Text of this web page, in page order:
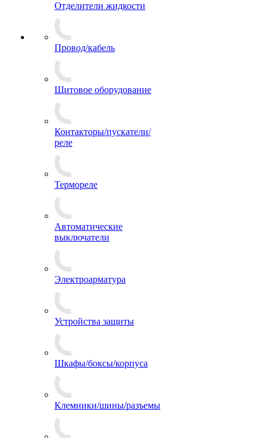
Отделители жидкости
Провод/кабель
Щитовое оборудование
Контакторы/пускатели/
реле
Термореле
Автоматические
выключатели
Электроарматура
Устройства защиты
Шкафы/боксы/корпуса
Клемники/шины/разъемы